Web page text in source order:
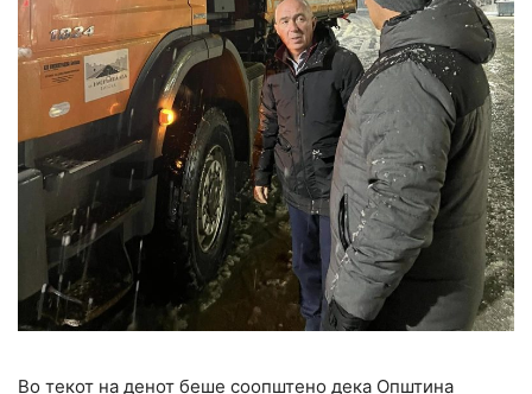
Во текот на денот беше соопштено дека Општина